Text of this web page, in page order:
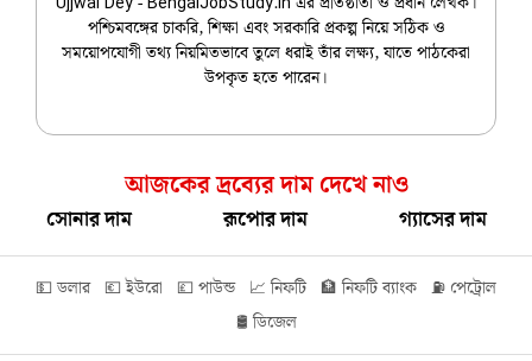
পশ্চিমবঙ্গের চাকরি, শিক্ষা এবং সরকারি প্রকল্প নিয়ে সঠিক ও
সময়োপযোগী তথ্য নিয়মিতভাবে তুলে ধরাই তাঁর লক্ষ্য, যাতে পাঠকেরা
উপকৃত হতে পারেন।
আজকের দ্রব্যের দাম দেখে নাও
সোনার দাম রূপোর দাম গ্যাসের দাম
💵 ডলার 💶 ইউরো 💷 পাউন্ড 📈 নিফটি 🏦 নিফটি ব্যাংক ⛽ পেট্রোল
🛢️ ডিজেল